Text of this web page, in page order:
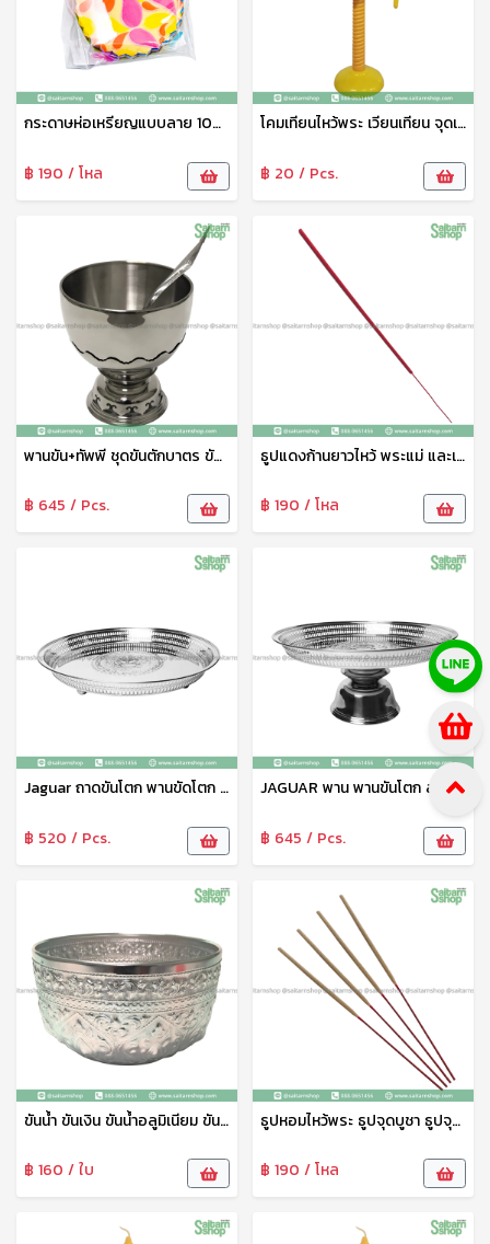
กระดาษห่อเหรียญแบบลาย 100แผ่น 0
฿ 190 / โหล
โคมเทียนไหว้พระ เวียนเทียน จุดเทียนถือดอกบัว สีเหลือง vv
฿ 20 / Pcs.
พานขัน+ทัพพี ชุดขันตักบาตร ขันน้ำพร้อมพานรองลายไทย พานรองสแตนเลส 20 ซม. จากัวร์
฿ 645 / Pcs.
ธูปแดงก้านยาวไหว้ พระแม่ และเทพทุกพระองค์ ธูปจุดบูชา ธูปจุดไหว้พระ ธูปหอม ธูปหอมไทย ควันน้อย จุดติดง่าย ธูปแดงท้าวเวสสุวรรณ ลัคกี้
฿ 190 / โหล
Jaguar ถาดขันโตก พานขัดโตก ถาดลายฉลุ พร้อมขา ขนาด 40 ซม สเตนเลส เหมาะสำหรับใช้ใส่อาหาร ผลไม้ต่างๆ ตราจากัวร์
฿ 520 / Pcs.
JAGUAR พาน พานขันโตก ลายฉลุ พานถวายพระ พานใส่ของ 40 ซม. เครื่องครัว สเตนเลส ตรา จากัวร์
฿ 645 / Pcs.
ขันน้ำ ขันเงิน ขันน้ำอลูมิเนียม ขันน้ำลายไทย ขันน้ำงานพิธี ขันน้ำสงกรานต์ 22 ซม. จระเข้
฿ 160 / ใบ
ธูปหอมไหว้พระ ธูปจุดบูชา ธูปจุดไหว้พระ ธูปหอม ธูปหอมไทย ควันน้อย จุดติดง่าย
฿ 190 / โหล